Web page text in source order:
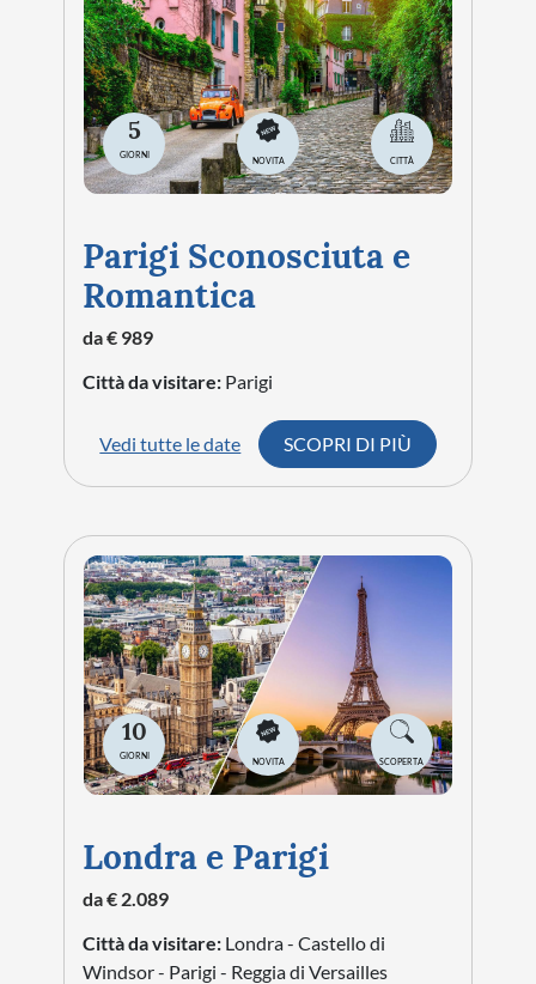
5
GIORNI
NOVITA CITTÀ
Parigi Sconosciuta e
Romantica
da € 989
Città da visitare: Parigi
Vedi tutte le date SCOPRI DI PIÙ
10
GIORNI
NOVITA SCOPERTA
Londra e Parigi
da € 2.089
Città da visitare: Londra - Castello di
Windsor - Parigi - Reggia di Versailles